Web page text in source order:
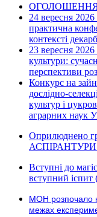
ОГОЛОШЕННЯ
24 вересня 2026
практична
контексті
23 вересня
культури:
перспективи
Конкурс на
дослідно-
культур і
аграрних наук
Оприлюднено
АСПІРАНТУРИ
Вступні до
вступний іспит
МОН розпочало
межах